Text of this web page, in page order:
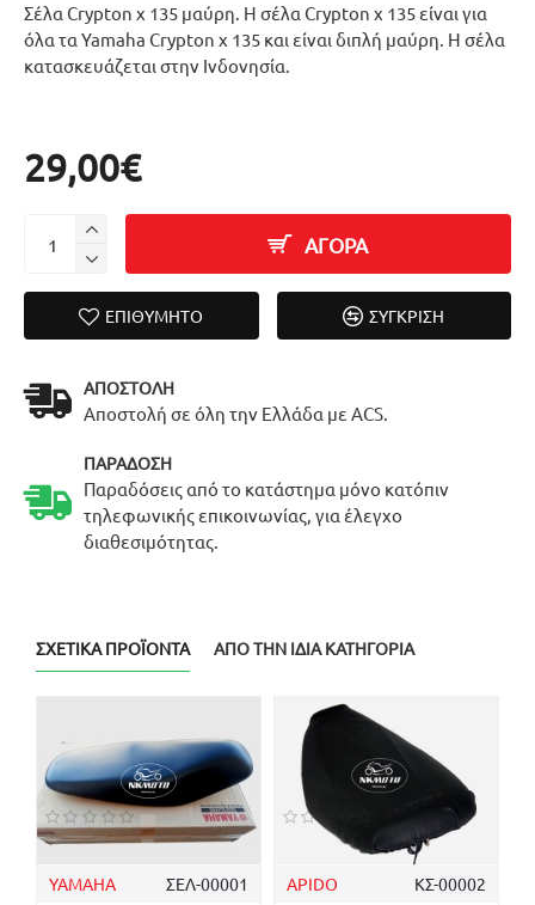
Σέλα Crypton x 135 μαύρη. Η σέλα Crypton x 135 είναι για
όλα τα Yamaha Crypton x 135 και είναι διπλή μαύρη. Η σέλα
κατασκευάζεται στην Ινδονησία.
29,00€
ΑΓΟΡΑ
ΕΠΙΘΥΜΗΤΌ ΣΎΓΚΡΙΣΗ
ΑΠΟΣΤΟΛΉ
Αποστολή σε όλη την Ελλάδα με ACS.
ΠΑΡΆΔΟΣΗ
Παραδόσεις από το κατάστημα μόνο κατόπιν
τηλεφωνικής επικοινωνίας, για έλεγχο
διαθεσιμότητας.
ΣΧΕΤΙΚΆ ΠΡΟΪΌΝΤΑ ΑΠΌ ΤΗΝ ΊΔΙΑ ΚΑΤΗΓΟΡΊΑ
YAMAHA ΣΕΛ-00001 APIDO ΚΣ-00002